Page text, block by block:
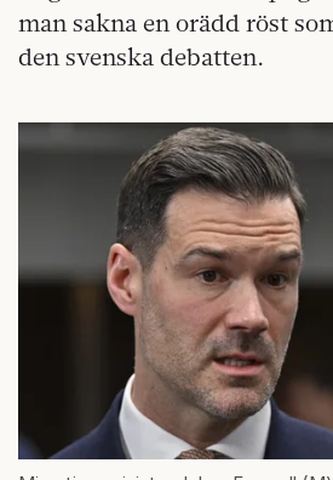
man sakna en orädd röst
den svenska debatten.